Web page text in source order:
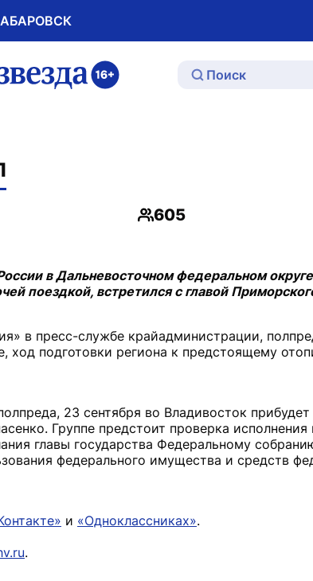
Просмотры
605
в Дальневосточном федеральном
поездкой, встретился с главой
в пресс-службе крайадминистрации,
подготовки региона к предстоящему
23 сентября во Владивосток
Группе предстоит проверка
главы государства Федеральному
федерального имущества и средств
и «Одноклассниках».
.